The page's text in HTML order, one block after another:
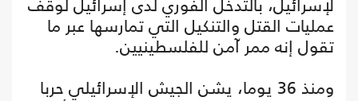
عمليات القتل والتنكيل التي تمارسها عبر ما
تقول إنه ممر آمن للفلسطينيين.
ومنذ 36 يوما، يشن الجيش الإسرائيلي حربا